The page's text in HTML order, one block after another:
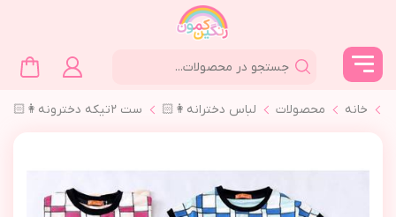
خانه محصولات لباس دخترانه👩🏻 ست ٢تیکه دخترونه👩🏻